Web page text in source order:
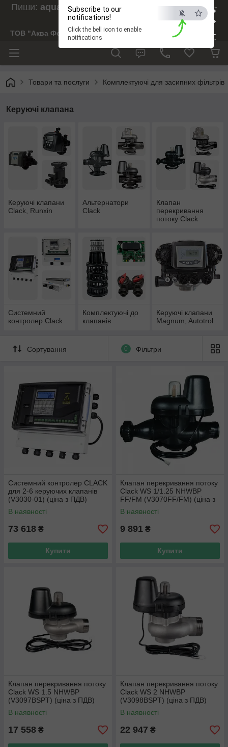
×
ESC
Subscribe to our
notifications!
Click the bell icon to enable
notifications
Пиши: aquaforesight@gmail.com , Дзвони:073-
238-29-97
ТОВ "Аква Форсайт"
Товари та послуги Комплектуючі для засипних фільтрів
Керуючі клапана
Керуючі клапани
Clack, Runxin
Альтернатори
Clack
Клапан
перекривання
потоку Clack
Системний
контролер Clack
Комплектуючі до
клапанів
Керуючі клапани
Magnum, Autotrol
Сортування 0 Фільтри
Системний контролер CLACK
для 2-6 керуючих клапанів
(V3030-01) (ціна з ПДВ)
В наявності
73 618 ₴
Купити
Клапан перекривання потоку
Clack WS 1/1.25 NHWBP
FF/FM (V3070FF/FM) (ціна з
ПДВ)
В наявності
9 891 ₴
Купити
Клапан перекривання потоку
Clack WS 1.5 NHWBP
(V3097BSPT) (ціна з ПДВ)
В наявності
17 558 ₴
Клапан перекривання потоку
Clack WS 2 NHWBP
(V3098BSPT) (ціна з ПДВ)
В наявності
22 947 ₴